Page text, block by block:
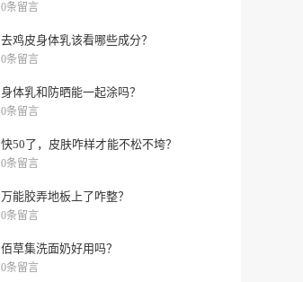
0条留言
去鸡皮身体乳该看哪些成分？
0条留言
身体乳和防晒能一起涂吗？
0条留言
快50了，皮肤咋样才能不松不垮？
0条留言
万能胶弄地板上了咋整？
0条留言
佰草集洗面奶好用吗？
0条留言